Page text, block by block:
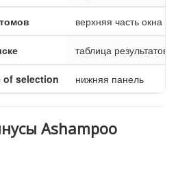
верхняя часть окна
таблица результатов
of selection нижняя панель
Ashampoo